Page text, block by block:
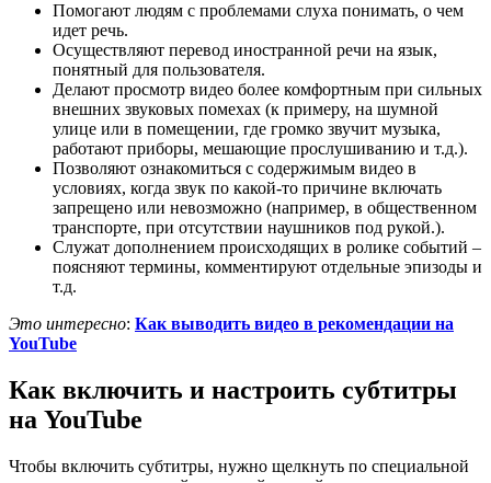
Помогают людям с проблемами слуха понимать, о чем
идет речь.
Осуществляют перевод иностранной речи на язык,
понятный для пользователя.
Делают просмотр видео более комфортным при сильных
внешних звуковых помехах (к примеру, на шумной
улице или в помещении, где громко звучит музыка,
работают приборы, мешающие прослушиванию и т.д.).
Позволяют ознакомиться с содержимым видео в
условиях, когда звук по какой-то причине включать
запрещено или невозможно (например, в общественном
транспорте, при отсутствии наушников под рукой.).
Служат дополнением происходящих в ролике событий –
поясняют термины, комментируют отдельные эпизоды и
т.д.
Это интересно: Как выводить видео в рекомендации на
YouTube
Как включить и настроить субтитры
на YouTube
Чтобы включить субтитры, нужно щелкнуть по специальной